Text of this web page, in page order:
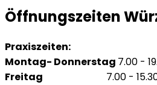
Öffnungszeiten
Praxiszeiten:
Montag- Donnerstag 7.00 -
Freitag 7.00 -